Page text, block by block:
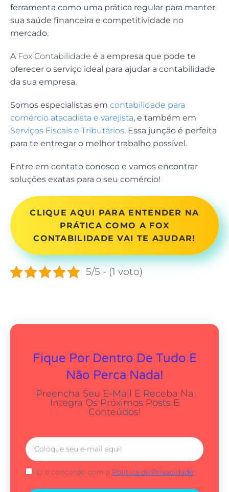
ferramenta como uma prática regular para manter
sua saúde financeira e competitividade no
mercado.
A Fox Contabilidade é a empresa que pode te
oferecer o serviço ideal para ajudar a contabilidade
da sua empresa.
Somos especialistas em contabilidade para
comércio atacadista e varejista, e também em
Serviços Fiscais e Tributários. Essa junção é perfeita
para te entregar o melhor trabalho possível.
Entre em contato conosco e vamos encontrar
soluções exatas para o seu comércio!
CLIQUE AQUI PARA ENTENDER NA
PRÁTICA COMO A FOX
CONTABILIDADE VAI TE AJUDAR!
5/5 - (1 voto)
Fique Por Dentro De Tudo E
Não Perca Nada!
Preencha Seu E-Mail E Receba Na
Integra Os Próximos Posts E
Conteúdos!
Li e concordo com a Política de Privacidade